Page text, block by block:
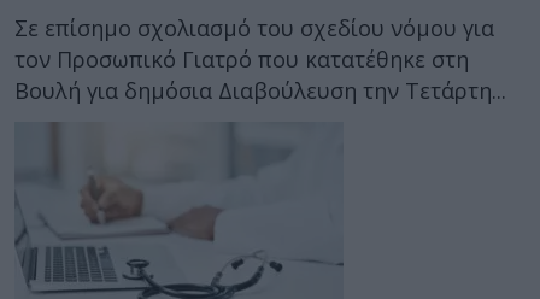
Σε επίσημο σχολιασμό του σχεδίου νόμου για
τον Προσωπικό Γιατρό που κατατέθηκε στη
Βουλή για δημόσια Διαβούλευση την Τετάρτη...